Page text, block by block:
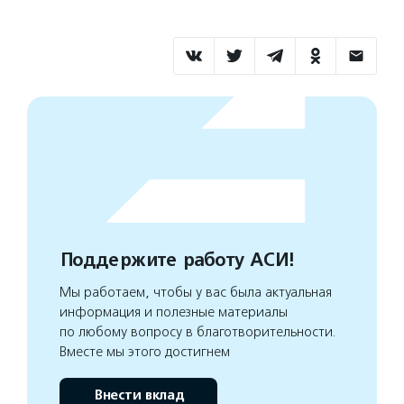
Поддержите работу АСИ!
Мы работаем, чтобы у вас была актуальная
информация и полезные материалы
по любому вопросу в благотворительности.
Вместе мы этого достигнем
Внести вклад